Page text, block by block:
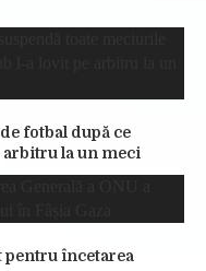
fotbal după ce
la un meci
pentru încetarea